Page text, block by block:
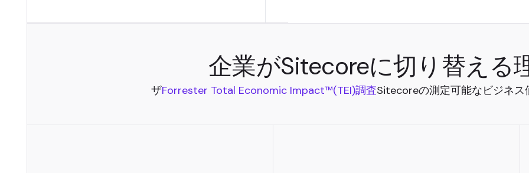
企業がSitecoreに切り替える
ザForrester Total Economic Impact™(TEI)調査Sitecoreの測定可能なビジネス